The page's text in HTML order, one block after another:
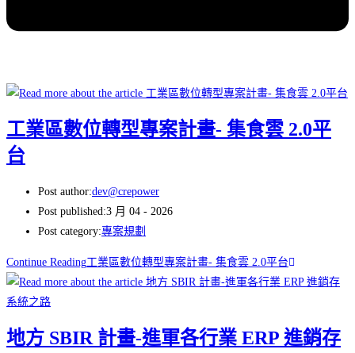
工業區數位轉型專案計畫- 集食雲 2.0平
台
Post author:dev@crepower
Post published:3 月 04 - 2026
Post category:專案規劃
Continue Reading工業區數位轉型專案計畫- 集食雲 2.0平台
地方 SBIR 計畫-進軍各行業 ERP 進銷存